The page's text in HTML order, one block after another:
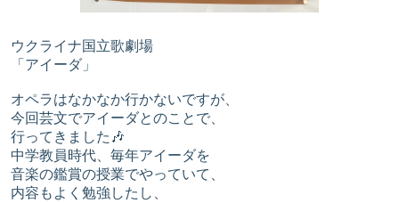
ウクライナ国立歌劇場
「アイーダ」
オペラはなかなか行かないですが、
今回芸文でアイーダとのことで、
行ってきました🎶
中学教員時代、毎年アイーダを
音楽の鑑賞の授業でやっていて、
内容もよく勉強したし、